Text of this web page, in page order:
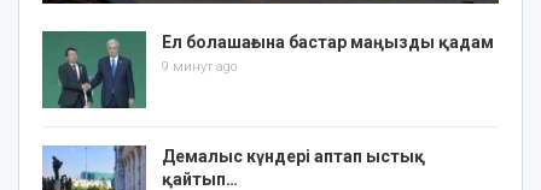
Ел болашағына бастар маңызды қадам
9 минут ago
Демалыс күндері аптап ыстық
қайтып…